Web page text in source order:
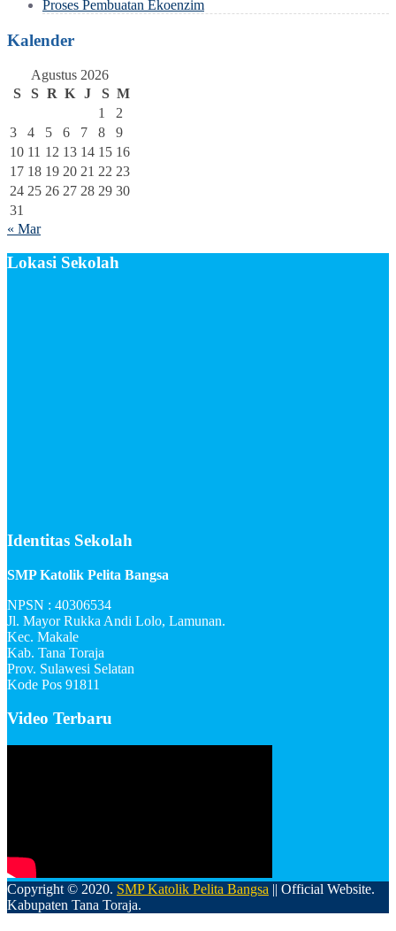
Proses Pembuatan Ekoenzim
Kalender
Agustus 2026
S
S R K J S M
1
2
3
4 5 6 7 8
9
10 11 12 13 14 15 16
17 18 19 20 21 22 23
24 25 26 27 28 29 30
31
« Mar
Lokasi Sekolah
Identitas Sekolah
SMP Katolik Pelita Bangsa
NPSN : 40306534
Jl. Mayor Rukka Andi Lolo, Lamunan.
Kec. Makale
Kab. Tana Toraja
Prov. Sulawesi Selatan
Kode Pos 91811
Video Terbaru
Copyright © 2020. SMP Katolik Pelita Bangsa || Official Website.
Kabupaten Tana Toraja.